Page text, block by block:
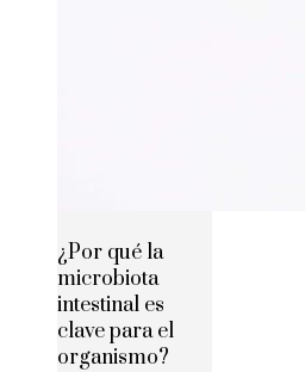
¿Por qué la
microbiota
intestinal es
clave para el
organismo?